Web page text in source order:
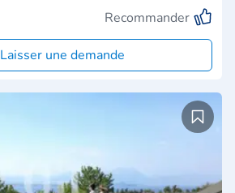
Recommander
Laisser une demande